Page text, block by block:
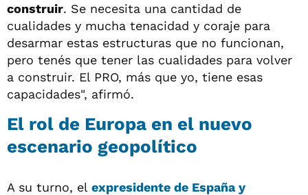
construir. Se necesita una cantidad de
cualidades y mucha tenacidad y coraje para
desarmar estas estructuras que no funcionan,
pero tenés que tener las cualidades para volver
a construir. El PRO, más que yo, tiene esas
capacidades", afirmó.
El rol de Europa en el nuevo
escenario geopolítico
A su turno, el expresidente de España y